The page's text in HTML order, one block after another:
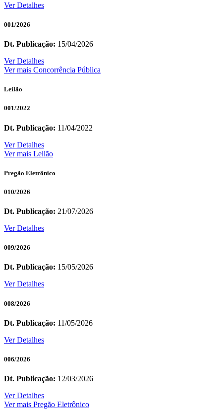
Ver Detalhes
001/2026
Dt. Publicação: 15/04/2026
Ver Detalhes
Ver mais Concorrência Pública
Leilão
001/2022
Dt. Publicação: 11/04/2022
Ver Detalhes
Ver mais Leilão
Pregão Eletrônico
010/2026
Dt. Publicação: 21/07/2026
Ver Detalhes
009/2026
Dt. Publicação: 15/05/2026
Ver Detalhes
008/2026
Dt. Publicação: 11/05/2026
Ver Detalhes
006/2026
Dt. Publicação: 12/03/2026
Ver Detalhes
Ver mais Pregão Eletrônico